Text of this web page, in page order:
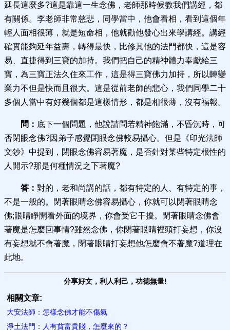
延長這麼多?這是靠這一生念佛，老師那時候教我們講經，都
有關係。李老師非常慈悲，同學當中，他會看相，看到這個年
輕人面相很薄，就是短命相，他就勸他發心出來學講經。講經
確實能夠延年益壽，轉得最快，比修其他的法門都快，這是容
易、直捷得到三寶的加持。我們把自己的精神體力奉獻給三
寶，為三寶正法久住來工作，這是得三寶佛力加持，所以轉變
業力不但是快而且很大。這是從前老師的悲心，我們同學二十
多個人當中有好幾個都是這樣情形，都是相很薄，沒有福報。
問： 底下一個問題，他說請問若精神飽滿，不昏沉時，可
否閉眼念佛?因弟子感覺閉眼念佛較易攝心。但是《印光法師
文鈔》中提到，閉眼念佛容易著魔，是否針對某些特定根性的
人開示?那是何種情況之下著魔?
答： 對的，老和尚講的話，都有特定的人、有特定的事，
不是一般的。閉著眼睛念佛容易攝心，你就可以閉著眼睛念
佛;眼睛睜開看外面的境界，你會受它干擾。閉著眼睛念佛會
著魔是怎麼回事情?雖然念佛，你閉著眼睛裡頭打妄想，你沒
有妄想就不會著魔，閉著眼睛打妄想他怎麼會不著魔?道理在
此地。
分享好文，利人利己，功德無量!
相關文章:
大安法師：怎樣念佛才能不傷氣
淨土法門：人有貧富貴賤，怎麼來的？